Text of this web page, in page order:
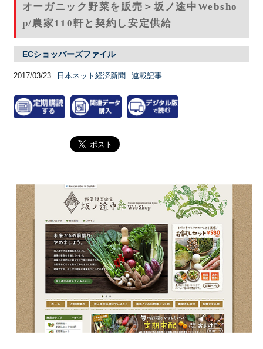
オーガニック野菜を販売＞坂ノ途中Websho
p/農家110軒と契約し安定供給
ECショッパーズファイル
2017/03/23 日本ネット経済新聞 連載記事